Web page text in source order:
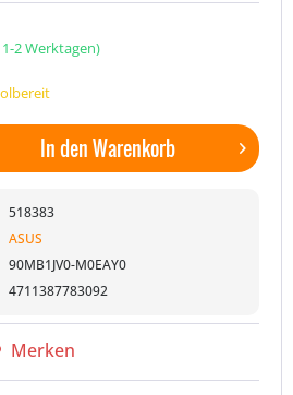
2 Werktagen)
In denWarenkorb
518383
ASUS
90MB1JV0-M0EAY0
4711387783092
Merken